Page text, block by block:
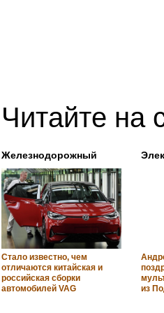
Читайте на
Железнодорожный
Стало известно, чем
отличаются китайская и
российская сборки
автомобилей VAG
из